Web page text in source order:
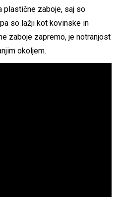
plastične zaboje, saj so
so lažji kot kovinske in
zaboje zapremo, je notranjost
okoljem.